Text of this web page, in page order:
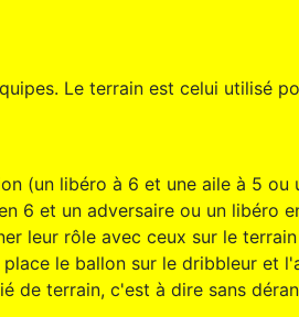
Le terrain est celui utilisé
(un libéro à 6 et une aile à 5
6 et un adversaire ou un libéro
leur rôle avec ceux sur le
le ballon sur le dribbleur et
de terrain, c'est à dire sans